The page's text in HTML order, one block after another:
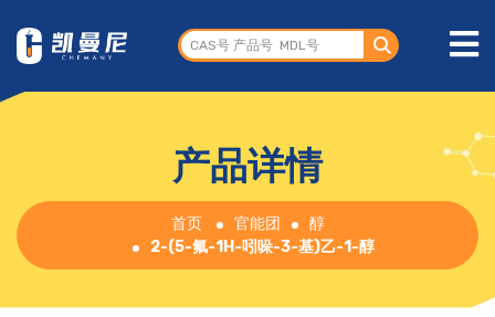
产品详情
首页 官能团
醇
2-(5-氟-1H-吲哚-3-基)乙-1-醇